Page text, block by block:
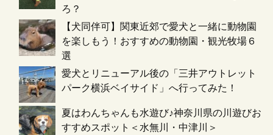
ろ？
【犬同伴可】関東近郊で愛犬と一緒に動物園
を楽しもう！おすすめの動物園・観光牧場６
選
愛犬とリニューアル後の「三井アウトレット
パーク横浜ベイサイド」へ行ってみた！
夏はわんちゃんも水遊び♪神奈川県の川遊びお
すすめスポット＜水無川・中津川＞